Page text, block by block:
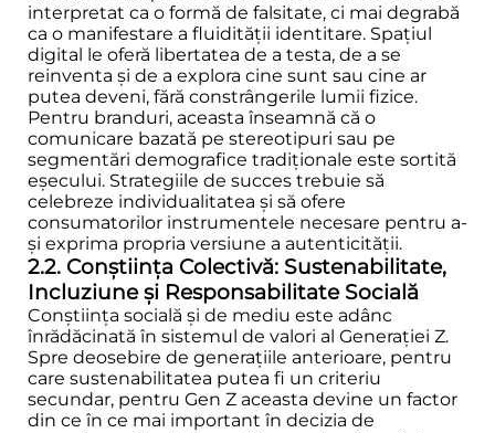
interpretat ca o formă de falsitate, ci mai degrabă
ca o manifestare a fluidității identitare. Spațiul
digital le oferă libertatea de a testa, de a se
reinventa și de a explora cine sunt sau cine ar
putea deveni, fără constrângerile lumii fizice.
Pentru branduri, aceasta înseamnă că o
comunicare bazată pe stereotipuri sau pe
segmentări demografice tradiționale este sortită
eșecului. Strategiile de succes trebuie să
celebreze individualitatea și să ofere
consumatorilor instrumentele necesare pentru a-
și exprima propria versiune a autenticității.
2.2. Conștiința Colectivă: Sustenabilitate,
Incluziune și Responsabilitate Socială
Conștiința socială și de mediu este adânc
înrădăcinată în sistemul de valori al Generației Z.
Spre deosebire de generațiile anterioare, pentru
care sustenabilitatea putea fi un criteriu
secundar, pentru Gen Z aceasta devine un factor
din ce în ce mai important în decizia de